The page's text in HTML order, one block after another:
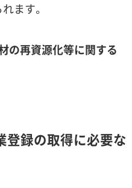
ます。
の再資源化等に関する
登録の取得に必要な